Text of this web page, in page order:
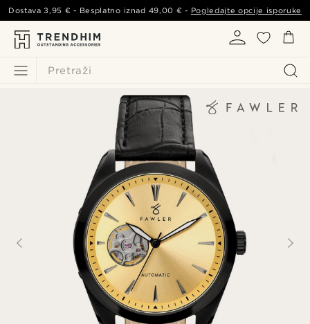
Pretraži
Dostava3,95 € - Besplatno iznad 49,00 € - Pogledajte opcije isporuke